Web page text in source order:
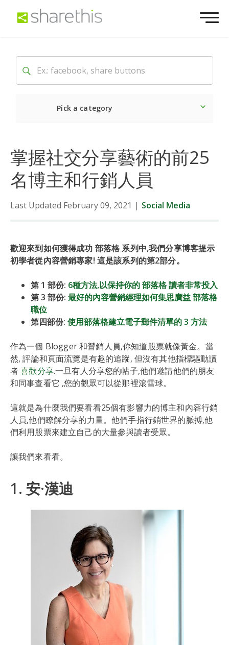
Pick a category
掌握社交分享藝術的前25
名博主和行銷人員
Last Updated February 09, 2021 | Social Media
歡迎來到如何獲得成功 部落格 系列中,我們分享博客提示
初學者從內容營銷專家! 這是該系列的第2部分。
第 1 部份: 6種方法,以保持你的 部落格 讀者非常投入
第 3 部份: 最好的內容營銷經理如何集思廣益 部落格
職位
第四部份: 使用部落格建立電子郵件清單的 3 方法
作為一個 Blogger 和營銷人員,你知道股票就像黃金。當
然, 評論和頁面流覽是有趣的追蹤, 但沒有其他指標驅動讀
者喜歡分享.一旦有人分享您的帖子,他們邀請他們的朋友
和同事查看它 ,您的觀眾可以從那裡滾雪球。
這就是為什麼我們要看看25個有影響力的博主和內容行銷
人員,他們瞭解分享的力量。他們手指行銷世界的脈搏,他
們利用股票來建立自己的大量參與讀者受眾。
讓我們來看看。
1. 安·漢迪